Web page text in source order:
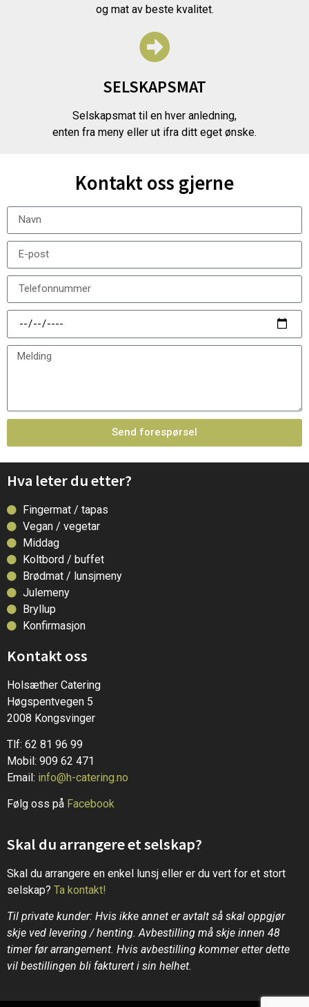
og mat av beste kvalitet.
SELSKAPSMAT
Selskapsmat til en hver anledning,
enten fra meny eller ut ifra ditt eget ønske.
Kontakt oss gjerne
Send forespørsel
Hva leter du etter?
Fingermat / tapas
Vegan / vegetar
Middag
Koltbord / buffet
Brødmat / lunsjmeny
Julemeny
Bryllup
Konfirmasjon
Kontakt oss
Holsæther Catering
Høgspentvegen 5
2008 Kongsvinger
Tlf: 62 81 96 99
Mobil: 909 62 471
Email: info@h-catering.no
Følg oss på Facebook
Skal du arrangere et selskap?
Skal du arrangere en enkel lunsj eller er du vert for et stort
selskap? Ta kontakt!
Til private kunder: Hvis ikke annet er avtalt så skal oppgjør
skje ved levering / henting. Avbestilling må skje innen 48
timer før arrangement. Hvis avbestilling kommer etter dette
vil bestillingen bli fakturert i sin helhet.